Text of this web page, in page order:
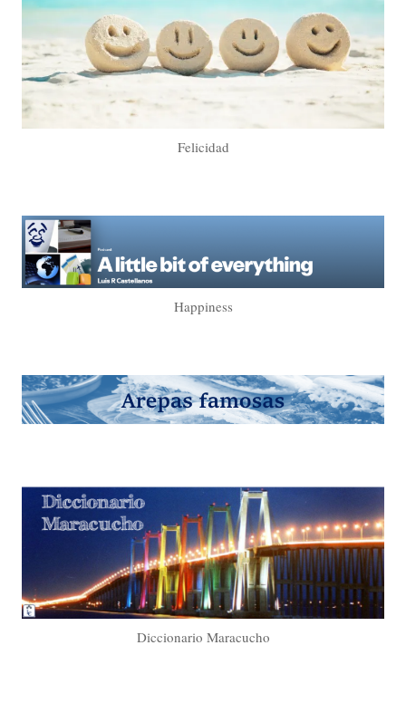
Felicidad
Happiness
Diccionario Maracucho